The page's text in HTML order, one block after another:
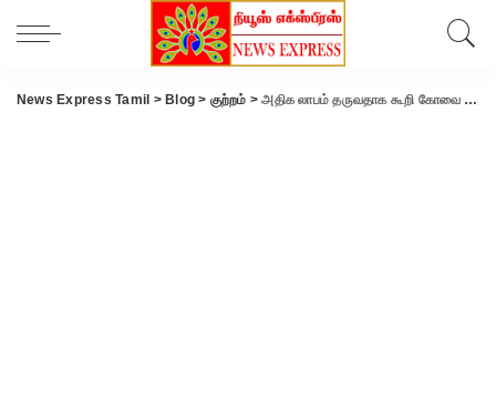
News Express Tamil > Blog > குற்றம் >அதிக லாபம் தருவதாக கூறி கோவை இன்ஜினியரிடம் ரூ.8.75 லட்சம் மோசடி..!